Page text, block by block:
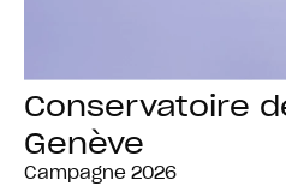
Conservatoire
Genève
Campagne 2026